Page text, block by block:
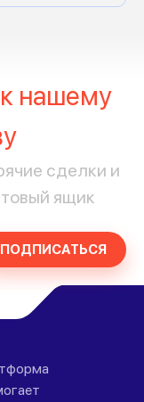
нашему
сделки и
ящик
ПОДПИСАТЬСЯ